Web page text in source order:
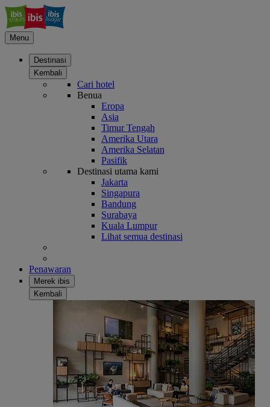
Menu
Destinasi
Kembali
Cari hotel
Benua
Eropa
Asia
Timur Tengah
Amerika Utara
Amerika Selatan
Pasifik
Destinasi utama kami
Jakarta
Singapura
Bandung
Surabaya
Kuala Lumpur
Lihat semua destinasi
Penawaran
Merek ibis
Kembali